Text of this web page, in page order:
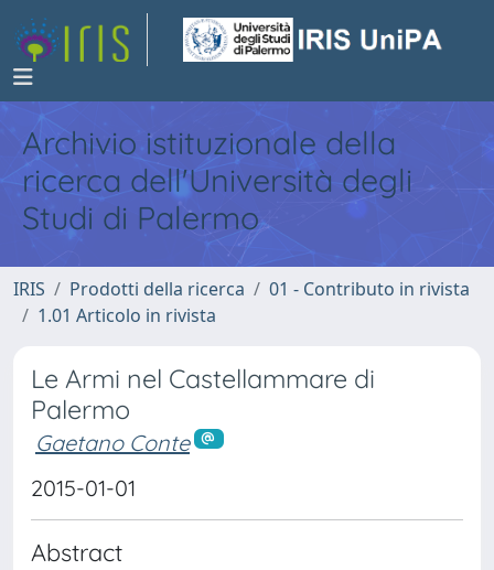
Archivio istituzionale della
ricerca dell'Università degli
Studi di Palermo
IRIS Prodotti della ricerca
01 - Contributo in rivista
1.01 Articolo in rivista
Le Armi nel Castellammare di
Palermo
Gaetano Conte
2015-01-01
Abstract